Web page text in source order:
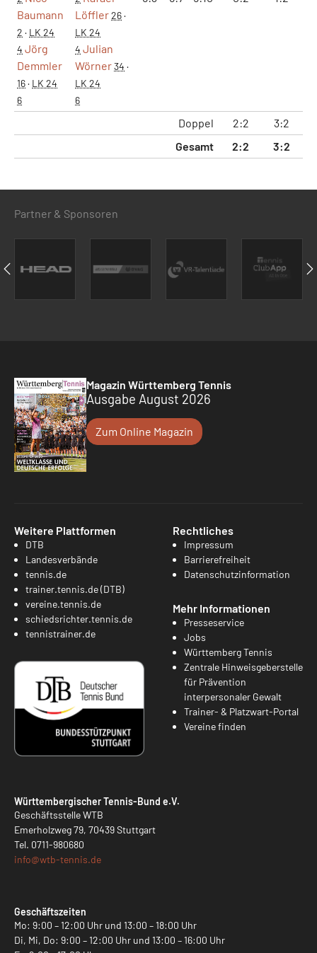
Baumann
2 · LK 24
4 Jörg
Demmler
16· LK 24
6
Löffler26·
LK 24
4 Julian
Wörner34 ·
LK 24
6
Doppel 2:2 3:2
Gesamt
2:2 3:2
Partner & Sponsoren
Magazin Württemberg Tennis
Ausgabe August 2026
Zum Online Magazin
Weitere Plattformen
DTB
Landesverbände
tennis.de
trainer.tennis.de (DTB)
vereine.tennis.de
schiedsrichter.tennis.de
tennistrainer.de
Rechtliches
Impressum
Barrierefreiheit
Datenschutzinformation
Mehr Informationen
Presseservice
Jobs
Württemberg Tennis
Zentrale Hinweisgeberstelle
für Prävention
interpersonaler Gewalt
Trainer- & Platzwart-Portal
Vereine finden
Württembergischer Tennis-Bund e.V.
Geschäftsstelle WTB
Emerholzweg 79, 70439 Stuttgart
Tel. 0711-980680
info@wtb-tennis.de
Geschäftszeiten
Mo: 9:00 – 12:00 Uhr und 13:00 – 18:00 Uhr
Di, Mi, Do: 9:00 – 12:00 Uhr und 13:00 – 16:00 Uhr